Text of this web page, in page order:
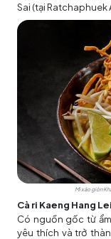
Sai (tại Ratchaphuek
Mì xào giòn
Cà ri Kaeng Hang Lei
Có nguồn gốc từ
yêu thích và trở